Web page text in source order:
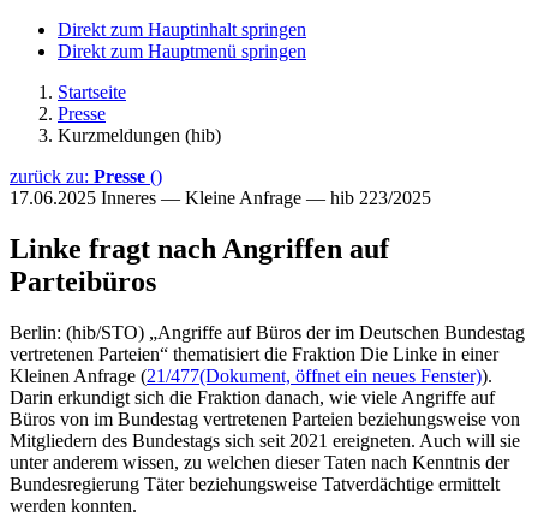
Direkt zum Hauptinhalt springen
Direkt zum Hauptmenü springen
Startseite
Presse
Kurzmeldungen (hib)
zurück zu: Presse ()
17.06.2025 Inneres — Kleine Anfrage — hib 223/2025
Linke fragt nach Angriffen auf
Parteibüros
Berlin: (hib/STO) „Angriffe auf Büros der im Deutschen Bundestag
vertretenen Parteien“ thematisiert die Fraktion Die Linke in einer
Kleinen Anfrage (21/477(Dokument, öffnet ein neues Fenster)).
Darin erkundigt sich die Fraktion danach, wie viele Angriffe auf
Büros von im Bundestag vertretenen Parteien beziehungsweise von
Mitgliedern des Bundestags sich seit 2021 ereigneten. Auch will sie
unter anderem wissen, zu welchen dieser Taten nach Kenntnis der
Bundesregierung Täter beziehungsweise Tatverdächtige ermittelt
werden konnten.